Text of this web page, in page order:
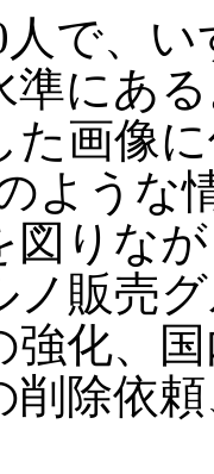
人で、
準にあ
た画像
ような
図りな
ノ販売
強化、
削除依